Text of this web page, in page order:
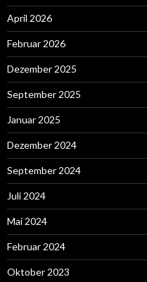
April 2026
Februar 2026
Dezember 2025
September 2025
Januar 2025
Dezember 2024
September 2024
Juli 2024
Mai 2024
Februar 2024
Oktober 2023